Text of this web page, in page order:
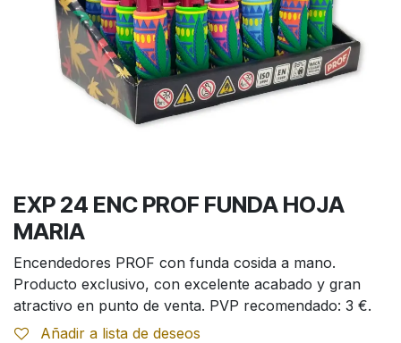
EXP 24 ENC PROF FUNDA HOJA
MARIA
Encendedores PROF con funda cosida a mano.
Producto exclusivo, con excelente acabado y gran
atractivo en punto de venta. PVP recomendado: 3 €.
Añadir a lista de deseos